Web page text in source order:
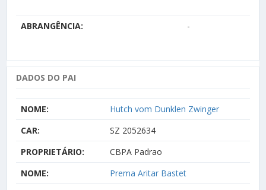
ABRANGÊNCIA: -
DADOS DO PAI
NOME:
Hutch vom Dunklen Zwinger
CAR:
SZ 2052634
PROPRIETÁRIO:
CBPA Padrao
NOME:
Prema Aritar Bastet